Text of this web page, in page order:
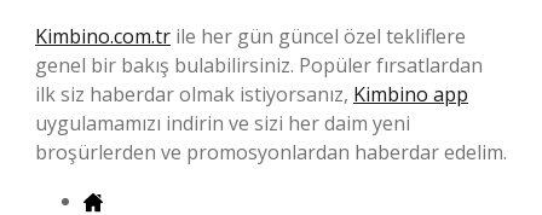
Kimbino.com.tr ile her gün güncel özel tekliflere
genel bir bakış bulabilirsiniz. Popüler fırsatlardan
ilk siz haberdar olmak istiyorsanız, Kimbino app
uygulamamızı indirin ve sizi her daim yeni
broşürlerden ve promosyonlardan haberdar edelim.